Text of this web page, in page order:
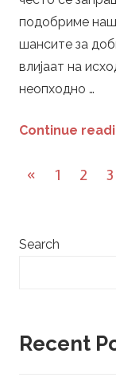
подобриме
шансите за
влијаат на
неопходно …
Continue
Posts
« Previous
1 2 3
Search
Recent